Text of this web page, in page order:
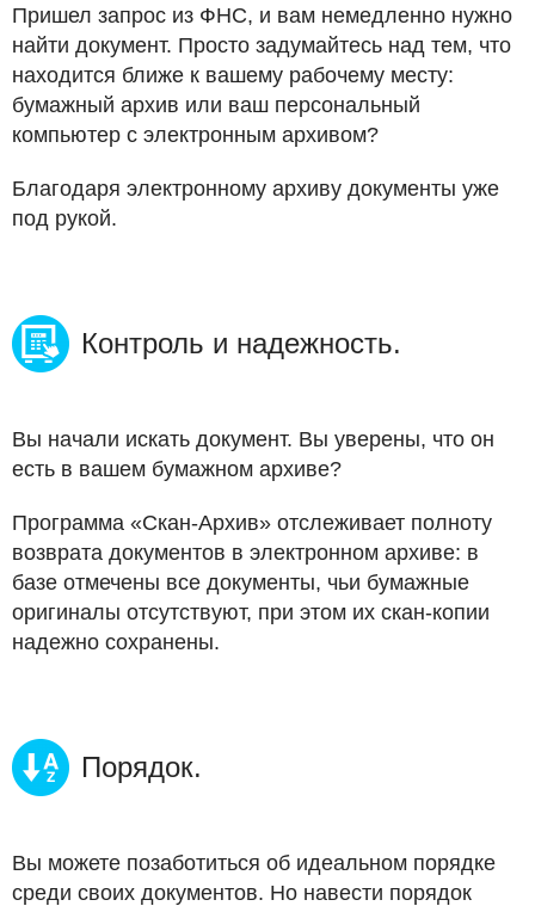
Пришел запрос из ФНС, и вам немедленно нужно
найти документ. Просто задумайтесь над тем, что
находится ближе к вашему рабочему месту:
бумажный архив или ваш персональный
компьютер с электронным архивом?
Благодаря электронному архиву документы уже
под рукой.
Контроль и надежность.
Вы начали искать документ. Вы уверены, что он
есть в вашем бумажном архиве?
Программа «Скан-Архив» отслеживает полноту
возврата документов в электронном архиве: в
базе отмечены все документы, чьи бумажные
оригиналы отсутствуют, при этом их скан-копии
надежно сохранены.
Порядок.
Вы можете позаботиться об идеальном порядке
среди своих документов. Но навести порядок